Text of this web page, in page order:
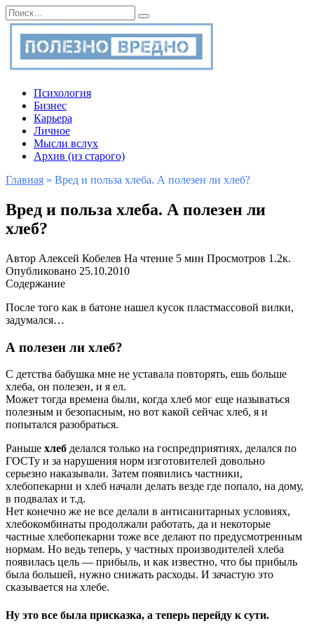
Перейти
к
содержанию
Search
for:
Психология
Бизнес
Карьера
Личное
Мысли вслух
Архив (из старого)
Главная » Вред и польза хлеба. А полезен ли хлеб?
Вред и польза хлеба. А полезен ли
хлеб?
Автор Алексей Кобелев На чтение 5 мин Просмотров 1.2к.
Опубликовано 25.10.2010
Содержание
После того как в батоне нашел кусок пластмассовой вилки,
задумался…
А полезен ли хлеб?
С детства бабушка мне не уставала повторять, ешь больше
хлеба, он полезен, и я ел.
Может тогда времена были, когда хлеб мог еще называться
полезным и безопасным, но вот какой сейчас хлеб, я и
попытался разобраться.
Раньше хлеб делался только на госпредприятиях, делался по
ГОСТу и за нарушения норм изготовителей довольно
серьезно наказывали. Затем появились частники,
хлебопекарни и хлеб начали делать везде где попало, на дому,
в подвалах и т.д.
Нет конечно же не все делали в антисанитарных условиях,
хлебокомбинаты продолжали работать, да и некоторые
частные хлебопекарни тоже все делают по предусмотренным
нормам. Но ведь теперь, у частных производителей хлеба
появилась цель — прибыль, и как известно, что бы прибыль
была большей, нужно снижать расходы. И зачастую это
сказывается на хлебе.
Ну это все была присказка, а теперь перейду к сути.